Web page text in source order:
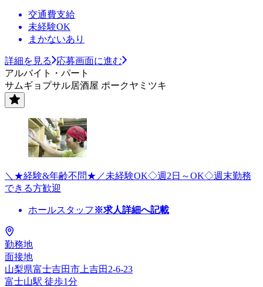
交通費支給
未経験OK
まかないあり
詳細を見る
応募画面に進む
アルバイト・パート
サムギョプサル居酒屋 ポークヤミツキ
＼★経験&年齢不問★／未経験OK◇週2日～OK◇週末勤務
できる方歓迎
ホールスタッフ ※求人詳細へ記載
勤務地
面接地
山梨県富士吉田市上吉田2-6-23
富士山駅 徒歩1分